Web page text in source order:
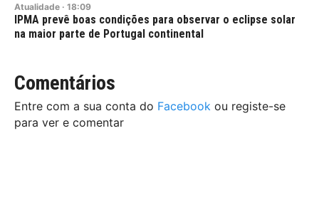
Atualidade · 18:09
IPMA prevê boas condições para observar o eclipse solar
na maior parte de Portugal continental
Comentários
Entre com a sua conta do Facebook ou registe-se
para ver e comentar